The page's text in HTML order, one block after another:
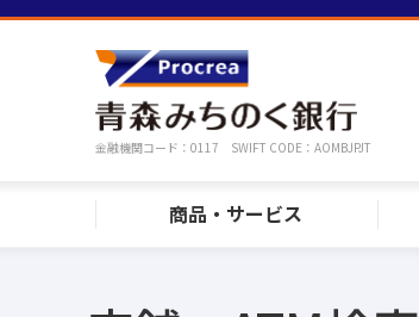
金融機関コード：0117 SWIFT CODE：AOMBJPJT
商品・サービス